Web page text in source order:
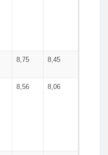
8,75 8,45
8,56 8,06